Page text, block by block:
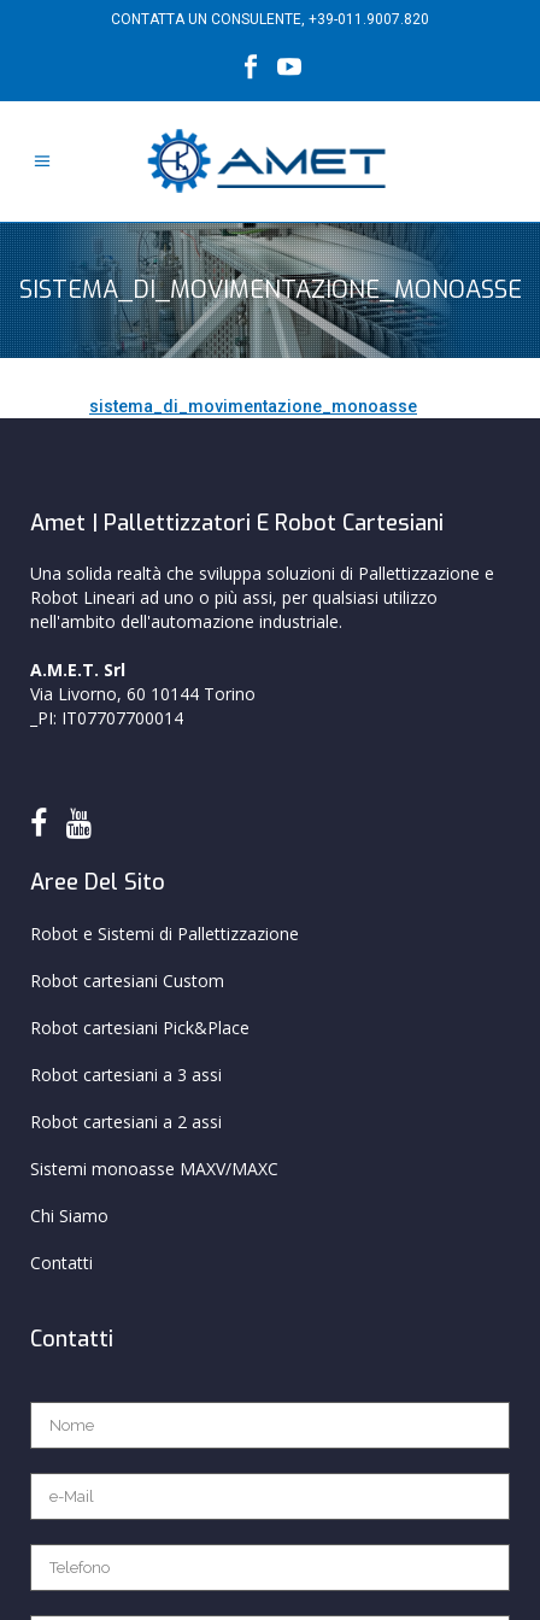
CONTATTA UN CONSULENTE, +39-011.9007.820
SISTEMA_DI_MOVIMENTAZIONE_MONOASSE
sistema_di_movimentazione_monoasse
Amet | Pallettizzatori E Robot Cartesiani
Una solida realtà che sviluppa soluzioni di Pallettizzazione e
Robot Lineari ad uno o più assi, per qualsiasi utilizzo
nell'ambito dell'automazione industriale.
A.M.E.T. Srl
Via Livorno, 60 10144 Torino
_PI: IT07707700014
Aree Del Sito
Robot e Sistemi di Pallettizzazione
Robot cartesiani Custom
Robot cartesiani Pick&Place
Robot cartesiani a 3 assi
Robot cartesiani a 2 assi
Sistemi monoasse MAXV/MAXC
Chi Siamo
Contatti
Contatti